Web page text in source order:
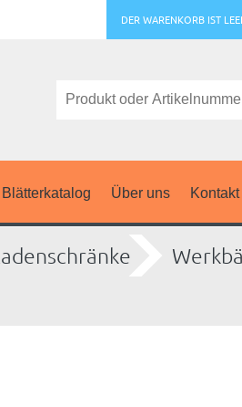
DER WARENKORB IST
Blätterkatalog Über uns Kontakt